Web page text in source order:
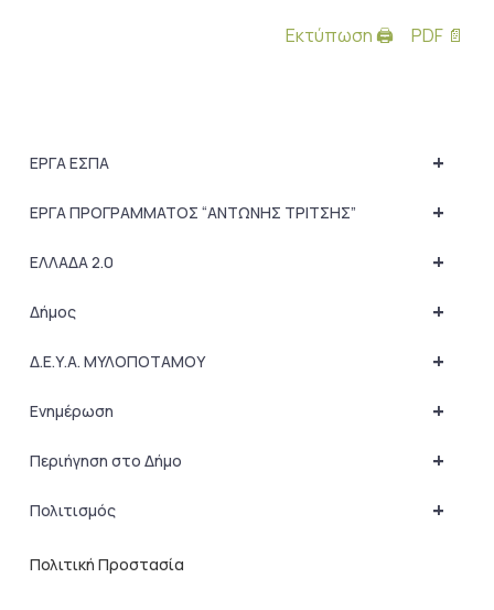
Εκτύπωση 🖨
PDF 📄
+
ΕΡΓΑ ΕΣΠΑ
+
ΕΡΓΑ ΠΡΟΓΡΑΜΜΑΤΟΣ “ΑΝΤΩΝΗΣ ΤΡΙΤΣΗΣ”
+
ΕΛΛΑΔΑ 2.0
+
Δήμος
+
Δ.Ε.Υ.Α. ΜΥΛΟΠΟΤΑΜΟΥ
+
Ενημέρωση
+
Περιήγηση στο Δήμο
+
Πολιτισμός
Πολιτική Προστασία